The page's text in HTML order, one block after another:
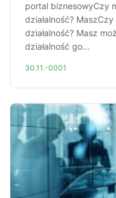
portal biznesowyCzy
działalność?
działalność? Masz
działalność go...
30.11.-0001